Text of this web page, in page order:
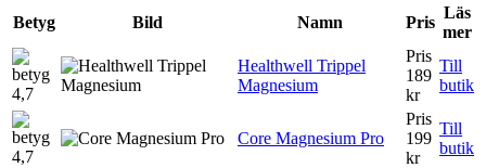
Betyg
Bild Namn Pris
Läs
mer
4,7
Healthwell Trippel
Magnesium
Pris
189
kr
Till
butik
4,7
Core Magnesium Pro
Pris
199
kr
Till
butik